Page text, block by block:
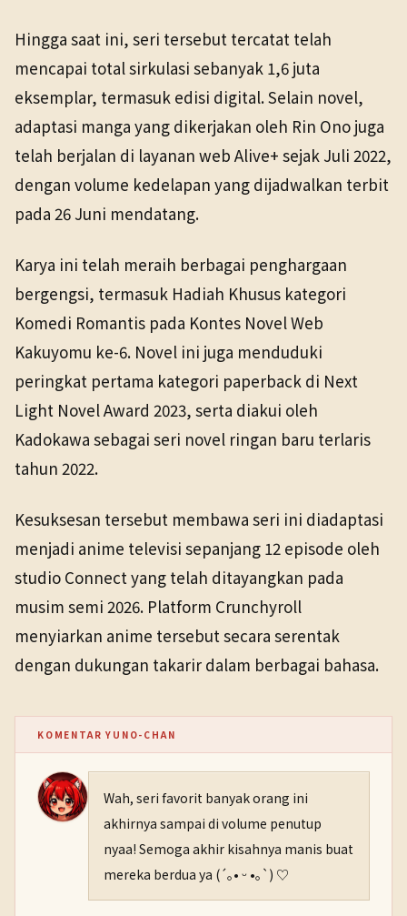
Hingga saat ini, seri tersebut tercatat telah
mencapai total sirkulasi sebanyak 1,6 juta
eksemplar, termasuk edisi digital. Selain novel,
adaptasi manga yang dikerjakan oleh Rin Ono juga
telah berjalan di layanan web Alive+ sejak Juli 2022,
dengan volume kedelapan yang dijadwalkan terbit
pada 26 Juni mendatang.
Karya ini telah meraih berbagai penghargaan
bergengsi, termasuk Hadiah Khusus kategori
Komedi Romantis pada Kontes Novel Web
Kakuyomu ke-6. Novel ini juga menduduki
peringkat pertama kategori paperback di Next
Light Novel Award 2023, serta diakui oleh
Kadokawa sebagai seri novel ringan baru terlaris
tahun 2022.
Kesuksesan tersebut membawa seri ini diadaptasi
menjadi anime televisi sepanjang 12 episode oleh
studio Connect yang telah ditayangkan pada
musim semi 2026. Platform Crunchyroll
menyiarkan anime tersebut secara serentak
dengan dukungan takarir dalam berbagai bahasa.
KOMENTAR YUNO-CHAN
Wah, seri favorit banyak orang ini
akhirnya sampai di volume penutup
nyaa! Semoga akhir kisahnya manis buat
mereka berdua ya (´｡• ᵕ •｡`) ♡